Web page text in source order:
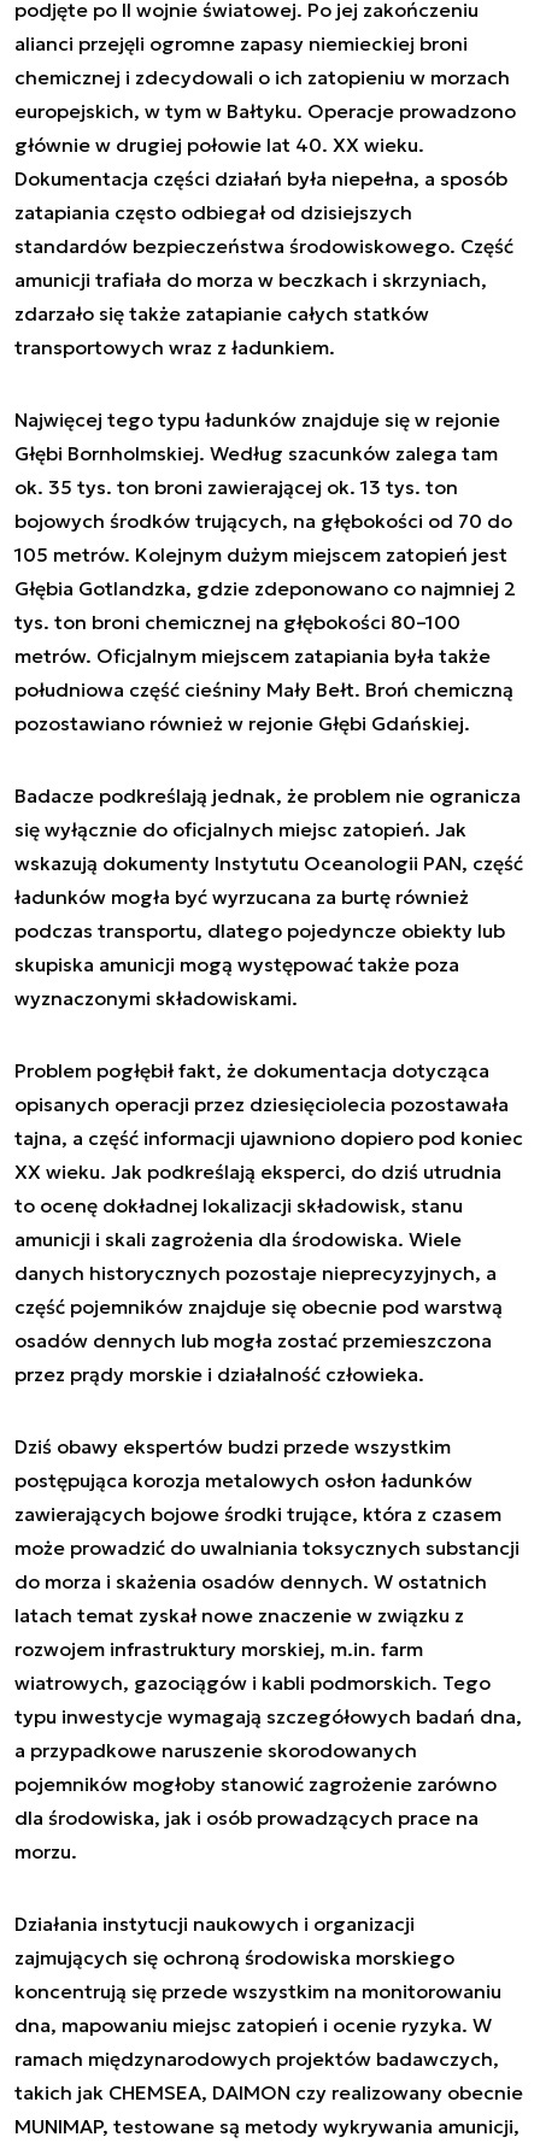
podjęte po II wojnie światowej. Po jej zakończeniu
alianci przejęli ogromne zapasy niemieckiej broni
chemicznej i zdecydowali o ich zatopieniu w morzach
europejskich, w tym w Bałtyku. Operacje prowadzono
głównie w drugiej połowie lat 40. XX wieku.
Dokumentacja części działań była niepełna, a sposób
zatapiania często odbiegał od dzisiejszych
standardów bezpieczeństwa środowiskowego. Część
amunicji trafiała do morza w beczkach i skrzyniach,
zdarzało się także zatapianie całych statków
transportowych wraz z ładunkiem.
Najwięcej tego typu ładunków znajduje się w rejonie
Głębi Bornholmskiej. Według szacunków zalega tam
ok. 35 tys. ton broni zawierającej ok. 13 tys. ton
bojowych środków trujących, na głębokości od 70 do
105 metrów. Kolejnym dużym miejscem zatopień jest
Głębia Gotlandzka, gdzie zdeponowano co najmniej 2
tys. ton broni chemicznej na głębokości 80–100
metrów. Oficjalnym miejscem zatapiania była także
południowa część cieśniny Mały Bełt. Broń chemiczną
pozostawiano również w rejonie Głębi Gdańskiej.
Badacze podkreślają jednak, że problem nie ogranicza
się wyłącznie do oficjalnych miejsc zatopień. Jak
wskazują dokumenty Instytutu Oceanologii PAN, część
ładunków mogła być wyrzucana za burtę również
podczas transportu, dlatego pojedyncze obiekty lub
skupiska amunicji mogą występować także poza
wyznaczonymi składowiskami.
Problem pogłębił fakt, że dokumentacja dotycząca
opisanych operacji przez dziesięciolecia pozostawała
tajna, a część informacji ujawniono dopiero pod koniec
XX wieku. Jak podkreślają eksperci, do dziś utrudnia
to ocenę dokładnej lokalizacji składowisk, stanu
amunicji i skali zagrożenia dla środowiska. Wiele
danych historycznych pozostaje nieprecyzyjnych, a
część pojemników znajduje się obecnie pod warstwą
osadów dennych lub mogła zostać przemieszczona
przez prądy morskie i działalność człowieka.
Dziś obawy ekspertów budzi przede wszystkim
postępująca korozja metalowych osłon ładunków
zawierających bojowe środki trujące, która z czasem
może prowadzić do uwalniania toksycznych substancji
do morza i skażenia osadów dennych. W ostatnich
latach temat zyskał nowe znaczenie w związku z
rozwojem infrastruktury morskiej, m.in. farm
wiatrowych, gazociągów i kabli podmorskich. Tego
typu inwestycje wymagają szczegółowych badań dna,
a przypadkowe naruszenie skorodowanych
pojemników mogłoby stanowić zagrożenie zarówno
dla środowiska, jak i osób prowadzących prace na
morzu.
Działania instytucji naukowych i organizacji
zajmujących się ochroną środowiska morskiego
koncentrują się przede wszystkim na monitorowaniu
dna, mapowaniu miejsc zatopień i ocenie ryzyka. W
ramach międzynarodowych projektów badawczych,
takich jak CHEMSEA, DAIMON czy realizowany obecnie
MUNIMAP, testowane są metody wykrywania amunicji,